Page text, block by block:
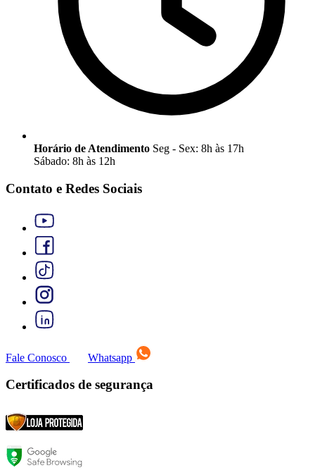
Horário de Atendimento Seg - Sex: 8h às 17h
Sábado: 8h às 12h
Contato e Redes Sociais
Fale Conosco Whatsapp
Certificados de segurança